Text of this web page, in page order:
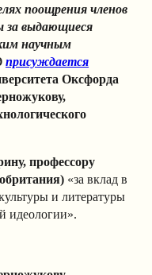
поощрения членов
за выдающиеся
научным
присуждается
Оксфорда
профессору
«за вклад в
и литературы
идеологии».